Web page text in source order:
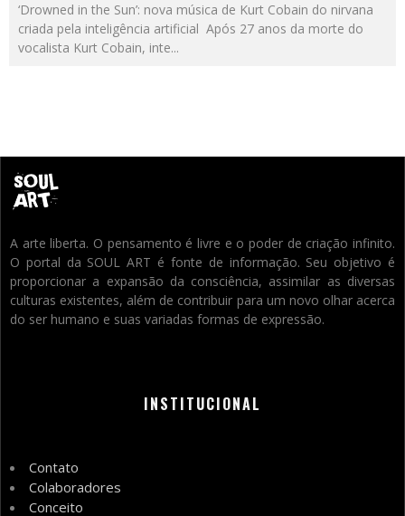
‘Drowned in the Sun’: nova música de Kurt Cobain do nirvana
criada pela inteligência artificial Após 27 anos da morte do
vocalista Kurt Cobain, inte...
A arte liberta. O pensamento é livre e o poder de criação infinito.
O portal da SOUL ART é fonte de informação. Seu objetivo é
proporcionar a expansão da consciência, assimilar as diversas
culturas existentes, além de contribuir para um novo olhar acerca
do ser humano e suas variadas formas de expressão.
INSTITUCIONAL
Contato
Colaboradores
Conceito